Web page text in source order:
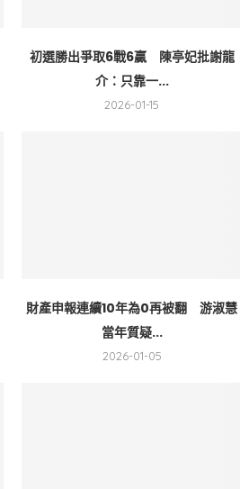
初選勝出爭取6戰6贏 陳亭妃批謝龍
介：只靠一...
2026-01-15
財產申報連續10年為0再被翻 游淑慧
當年質疑...
2026-01-05